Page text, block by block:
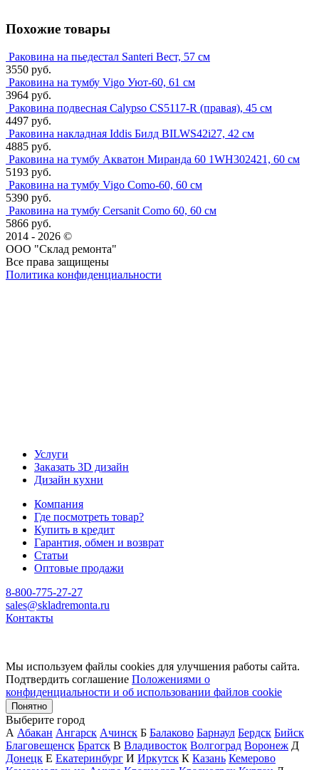
Похожие товары
Раковина на пьедестал Santeri Вест, 57 см
3550 руб.
Раковина на тумбу Vigo Уют-60, 61 см
3964 руб.
Раковина подвесная Calypso CS5117-R (правая), 45 см
4497 руб.
Раковина накладная Iddis Билд BILWS42i27, 42 см
4885 руб.
Раковина на тумбу Акватон Миранда 60 1WH302421, 60 см
5193 руб.
Раковина на тумбу Vigo Como-60, 60 см
5390 руб.
Раковина на тумбу Cersanit Como 60, 60 см
5866 руб.
2014 - 2026 ©
ООО "Склад ремонта"
Все права защищены
Политика конфиденциальности
Услуги
Заказать 3D дизайн
Дизайн кухни
Компания
Где посмотреть товар?
Купить в кредит
Гарантия, обмен и возврат
Статьи
Оптовые продажи
8-800-775-27-27
sales@skladremonta.ru
Контакты
Мы используем файлы cookies для улучшения работы сайта.
Подтвердить соглашение Положениями о
конфиденциальности и об использовании файлов cookie
Понятно
Выберите город
А Абакан Ангарск Ачинск Б Балаково Барнаул Бердск Бийск
Благовещенск Братск В Владивосток Волгоград Воронеж Д
Донецк Е Екатеринбург И Иркутск К Казань Кемерово